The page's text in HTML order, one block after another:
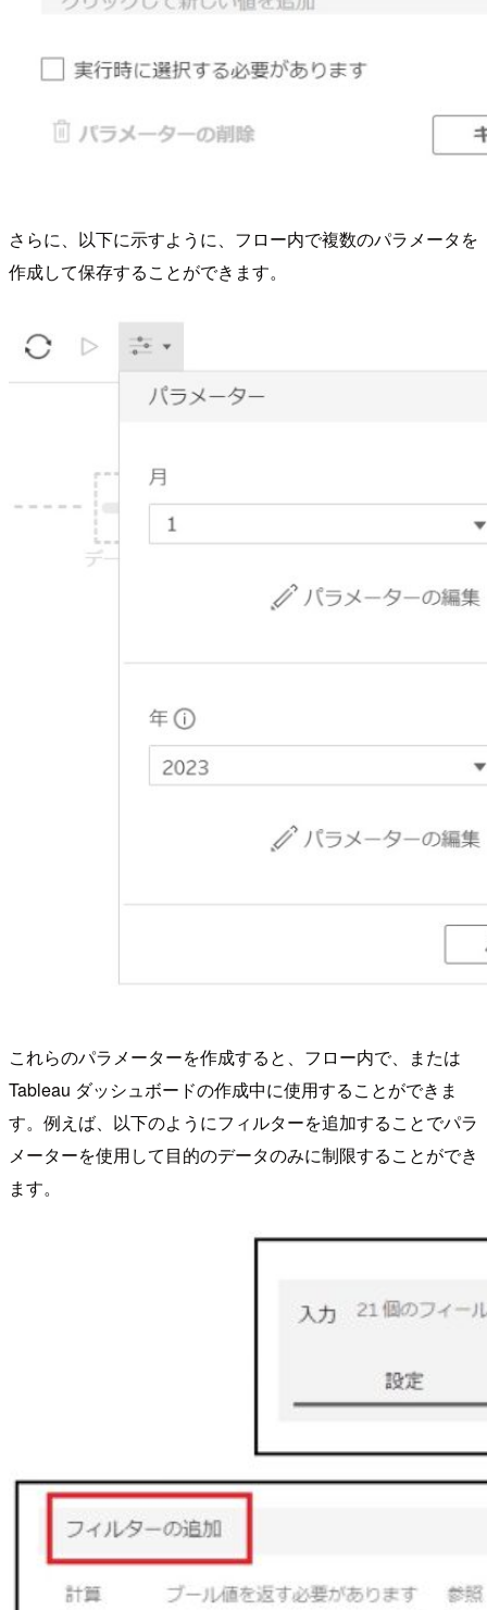
さらに、以下に示すように、フロー内で複数のパラメータを
作成して保存することができます。
これらのパラメーターを作成すると、フロー内で、または
Tableau ダッシュボードの作成中に使用することができま
す。例えば、以下のようにフィルターを追加することでパラ
メーターを使用して目的のデータのみに制限することができ
ます。